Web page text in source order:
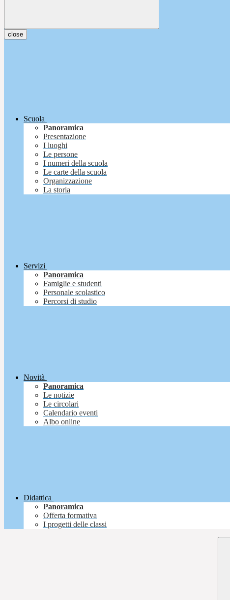
close
Scuola
Panoramica
Presentazione
I luoghi
Le persone
I numeri della scuola
Le carte della scuola
Organizzazione
La storia
Servizi
Panoramica
Famiglie e studenti
Personale scolastico
Percorsi di studio
Novità
Panoramica
Le notizie
Le circolari
Calendario eventi
Albo online
Didattica
Panoramica
Offerta formativa
I progetti delle classi